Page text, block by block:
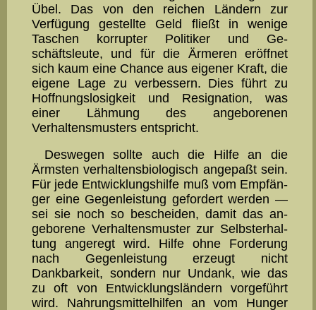
Übel. Das von den reichen Ländern zur
Verfügung gestellte Geld fließt in wenige
Taschen korrupter Politi­ker und Ge­
schäftsleute, und für die Ärmeren eröffnet
sich kaum eine Chance aus eigener Kraft, die
eigene Lage zu ver­bes­sern. Dies führt zu
Hoffnungslosigkeit und Resignation, was
einer Lähmung des ange­borenen
Verhaltensmusters entspricht.
Deswegen sollte auch die Hilfe an die
Ärmsten verhaltensbiolo­gisch angepaßt sein.
Für jede Entwicklungshilfe muß vom Empfän­
ger eine Gegenleis­tung ge­for­dert werden —
sei sie noch so beschei­den, damit das an­
geborene Ver­hal­tens­muster zur Selbsterhal­
tung angeregt wird. Hil­fe ohne Forderung
nach Gegenleistung er­zeugt nicht
Dankbarkeit, sondern nur Undank, wie das
zu oft von Ent­wicklungsländern vor­geführt
wird. Nahrungsmittelhilfen an vom Hunger